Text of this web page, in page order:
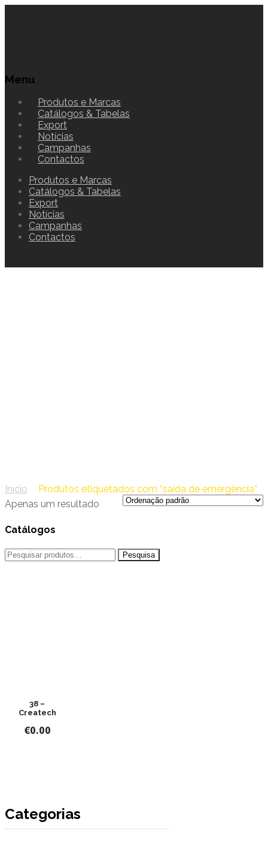
Menu
Produtos e Marcas
Catálogos & Tabelas
Export
Notícias
Campanhas
Contactos
Produtos e Marcas
Catálogos & Tabelas
Export
Notícias
Campanhas
Contactos
Início
Produtos etiquetados com “saída de emergência”
Apenas um resultado
Catálogos
Pesquisar
por:
38 –
Createch
€0.00
Categorias